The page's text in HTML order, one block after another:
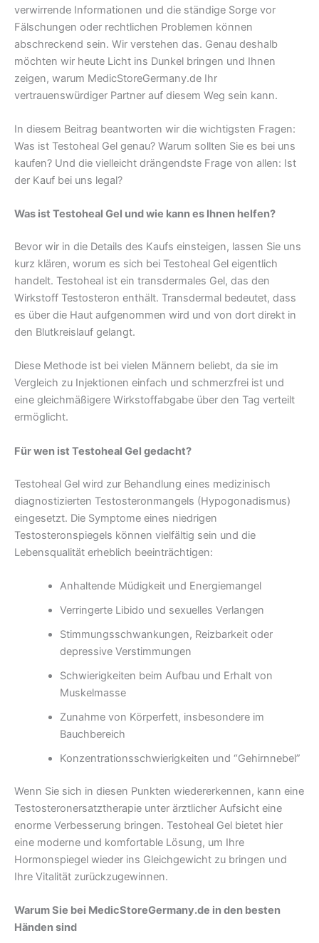
verwirrende Informationen und die ständige Sorge vor
Fälschungen oder rechtlichen Problemen können
abschreckend sein. Wir verstehen das. Genau deshalb
möchten wir heute Licht ins Dunkel bringen und Ihnen
zeigen, warum MedicStoreGermany.de Ihr
vertrauenswürdiger Partner auf diesem Weg sein kann.
In diesem Beitrag beantworten wir die wichtigsten Fragen:
Was ist Testoheal Gel genau? Warum sollten Sie es bei uns
kaufen? Und die vielleicht drängendste Frage von allen: Ist
der Kauf bei uns legal?
Was ist Testoheal Gel und wie kann es Ihnen helfen?
Bevor wir in die Details des Kaufs einsteigen, lassen Sie uns
kurz klären, worum es sich bei Testoheal Gel eigentlich
handelt. Testoheal ist ein transdermales Gel, das den
Wirkstoff Testosteron enthält. Transdermal bedeutet, dass
es über die Haut aufgenommen wird und von dort direkt in
den Blutkreislauf gelangt.
Diese Methode ist bei vielen Männern beliebt, da sie im
Vergleich zu Injektionen einfach und schmerzfrei ist und
eine gleichmäßigere Wirkstoffabgabe über den Tag verteilt
ermöglicht.
Für wen ist Testoheal Gel gedacht?
Testoheal Gel wird zur Behandlung eines medizinisch
diagnostizierten Testosteronmangels (Hypogonadismus)
eingesetzt. Die Symptome eines niedrigen
Testosteronspiegels können vielfältig sein und die
Lebensqualität erheblich beeinträchtigen:
Anhaltende Müdigkeit und Energiemangel
Verringerte Libido und sexuelles Verlangen
Stimmungsschwankungen, Reizbarkeit oder
depressive Verstimmungen
Schwierigkeiten beim Aufbau und Erhalt von
Muskelmasse
Zunahme von Körperfett, insbesondere im
Bauchbereich
Konzentrationsschwierigkeiten und “Gehirnnebel”
Wenn Sie sich in diesen Punkten wiedererkennen, kann eine
Testosteronersatztherapie unter ärztlicher Aufsicht eine
enorme Verbesserung bringen. Testoheal Gel bietet hier
eine moderne und komfortable Lösung, um Ihre
Hormonspiegel wieder ins Gleichgewicht zu bringen und
Ihre Vitalität zurückzugewinnen.
Warum Sie bei MedicStoreGermany.de in den besten
Händen sind